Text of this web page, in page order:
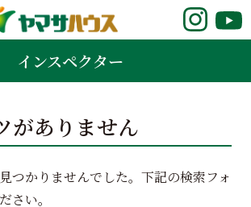
児島で注文住宅ならヤマサハウス
築の注文住宅や建売モデルハウスをお探し
の方はこちら。鹿児島県内で11年連続ナンバ
ワンの実績を誇る、絆の家でおなじみの
りをご覧ください。
インスペクター
がありません
つかりませんでした。下記の検索フォ
さい。